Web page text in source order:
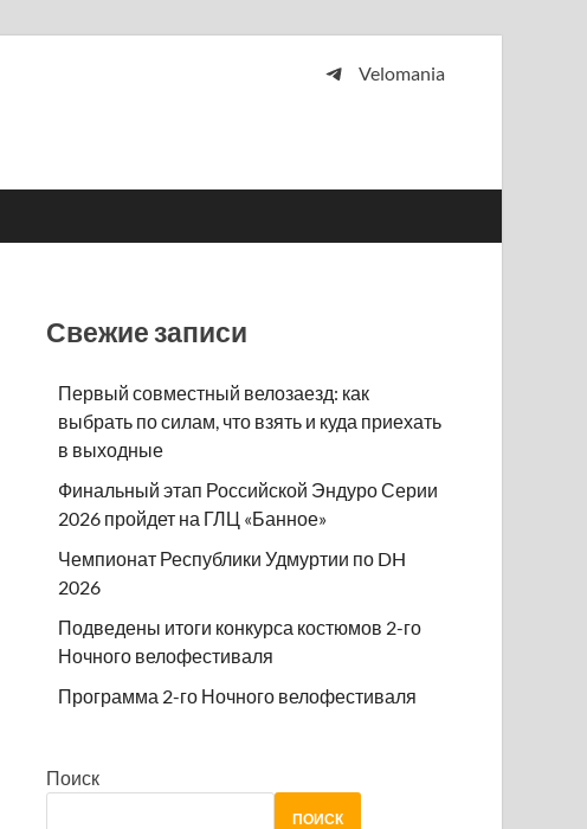
Velomania
Свежие записи
Первый совместный велозаезд: как
выбрать по силам, что взять и куда приехать
в выходные
Финальный этап Российской Эндуро Серии
2026 пройдет на ГЛЦ «Банное»
Чемпионат Республики Удмуртии по DH
2026
Подведены итоги конкурса костюмов 2-го
Ночного велофестиваля
Программа 2-го Ночного велофестиваля
Поиск
ПОИСК